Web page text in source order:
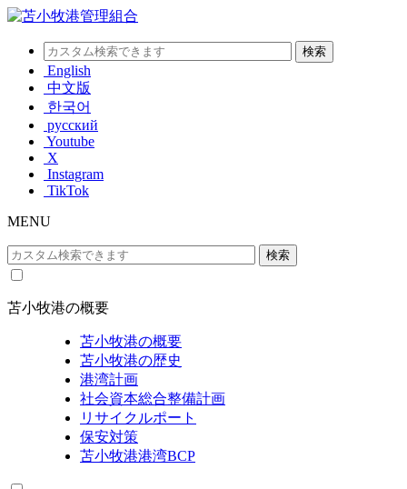
English
中文版
한국어
русский
Youtube
X
Instagram
TikTok
MENU
苫小牧港の概要
苫小牧港の概要
苫小牧港の歴史
港湾計画
社会資本総合整備計画
リサイクルポート
保安対策
苫小牧港港湾BCP